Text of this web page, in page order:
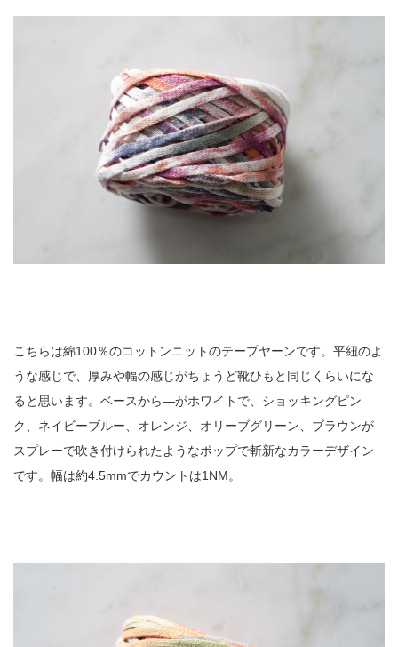
こちらは綿100％のコットンニットのテープヤーンです。平紐のよ
うな感じで、厚みや幅の感じがちょうど靴ひもと同じくらいにな
ると思います。ベースから―がホワイトで、ショッキングピン
ク、ネイビーブルー、オレンジ、オリーブグリーン、ブラウンが
スプレーで吹き付けられたようなポップで斬新なカラーデザイン
です。幅は約4.5mmでカウントは1NM。